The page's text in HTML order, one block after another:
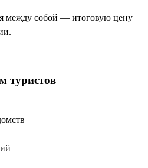
между собой — итоговую цену
туристов